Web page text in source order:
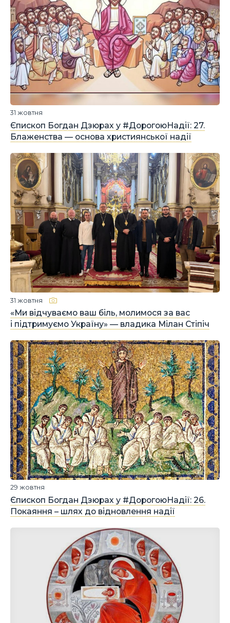
Єпископ Богдан Дзюрах у #ДорогоюНадії: 27.
Блаженства — основа християнської надії
31 жовтня
«Ми відчуваємо ваш біль, молимося за вас
і підтримуємо Україну» — владика Мілан Стіпіч
31 жовтня
Єпископ Богдан Дзюрах у #ДорогоюНадії: 26.
Покаяння – шлях до відновлення надії
29 жовтня